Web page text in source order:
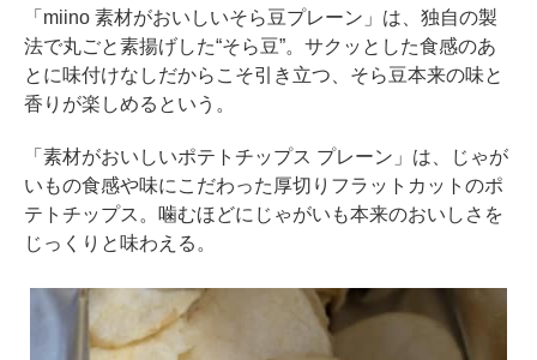
「miino 素材がおいしいそら豆プレーン」は、独自の製
法で丸ごと素揚げした“そら豆”。サクッとした食感のあ
とに味付けなしだからこそ引き立つ、そら豆本来の味と
香りが楽しめるという。
「素材がおいしいポテトチップス プレーン」は、じゃが
いもの食感や味にこだわった厚切りフラットカットのポ
テトチップス。噛むほどにじゃがいも本来のおいしさを
じっくりと味わえる。